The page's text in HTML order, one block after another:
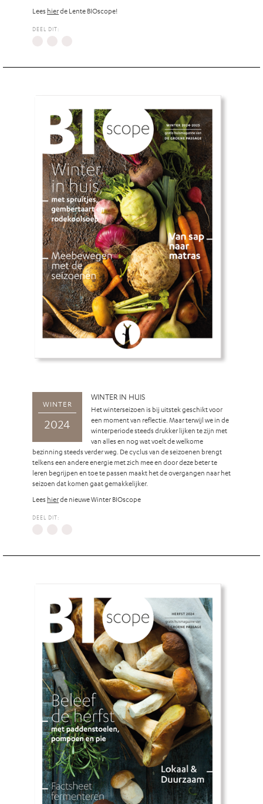
Leeshierde Lente BIOscope!
DEEL DIT:
WINTER
2024
WINTER IN HUIS
Het winterseizoen is bij uitstek geschikt voor
een moment van reflectie. Maar terwijl we in de
winterperiode steeds drukker lijken te zijn met
van alles en nog wat voelt de welkome
bezinning steeds verder weg. De cyclus van de seizoenen brengt
telkens een andere energie met zich mee en door deze beter te
leren begrijpen en toe te passen maakt het de overgangen naar het
seizoen dat komen gaat gemakkelijker.
Leeshierde nieuwe Winter BIOscope
DEEL DIT: